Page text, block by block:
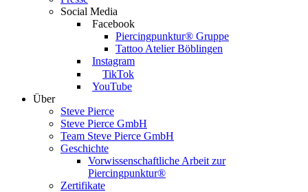
Social Media
Facebook
Piercingpunktur® Gruppe
Tattoo Atelier Böblingen
Instagram
TikTok
YouTube
Über
Steve Pierce
Steve Pierce GmbH
Team Steve Pierce GmbH
Geschichte
Vorwissenschaftliche Arbeit zur
Piercingpunktur®
Zertifikate